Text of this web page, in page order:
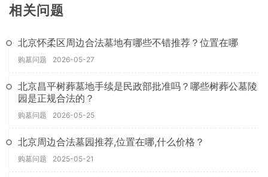
相关问题
北京怀柔区周边合法墓地有哪些不错推荐？位置在哪
购墓问题 2026-05-27
北京昌平树葬墓地手续是民政部批准吗？哪些树葬公墓陵
园是正规合法的？
购墓问题 2026-05-25
北京周边合法墓园推荐,位置在哪,什么价格？
购墓问题 2025-05-21